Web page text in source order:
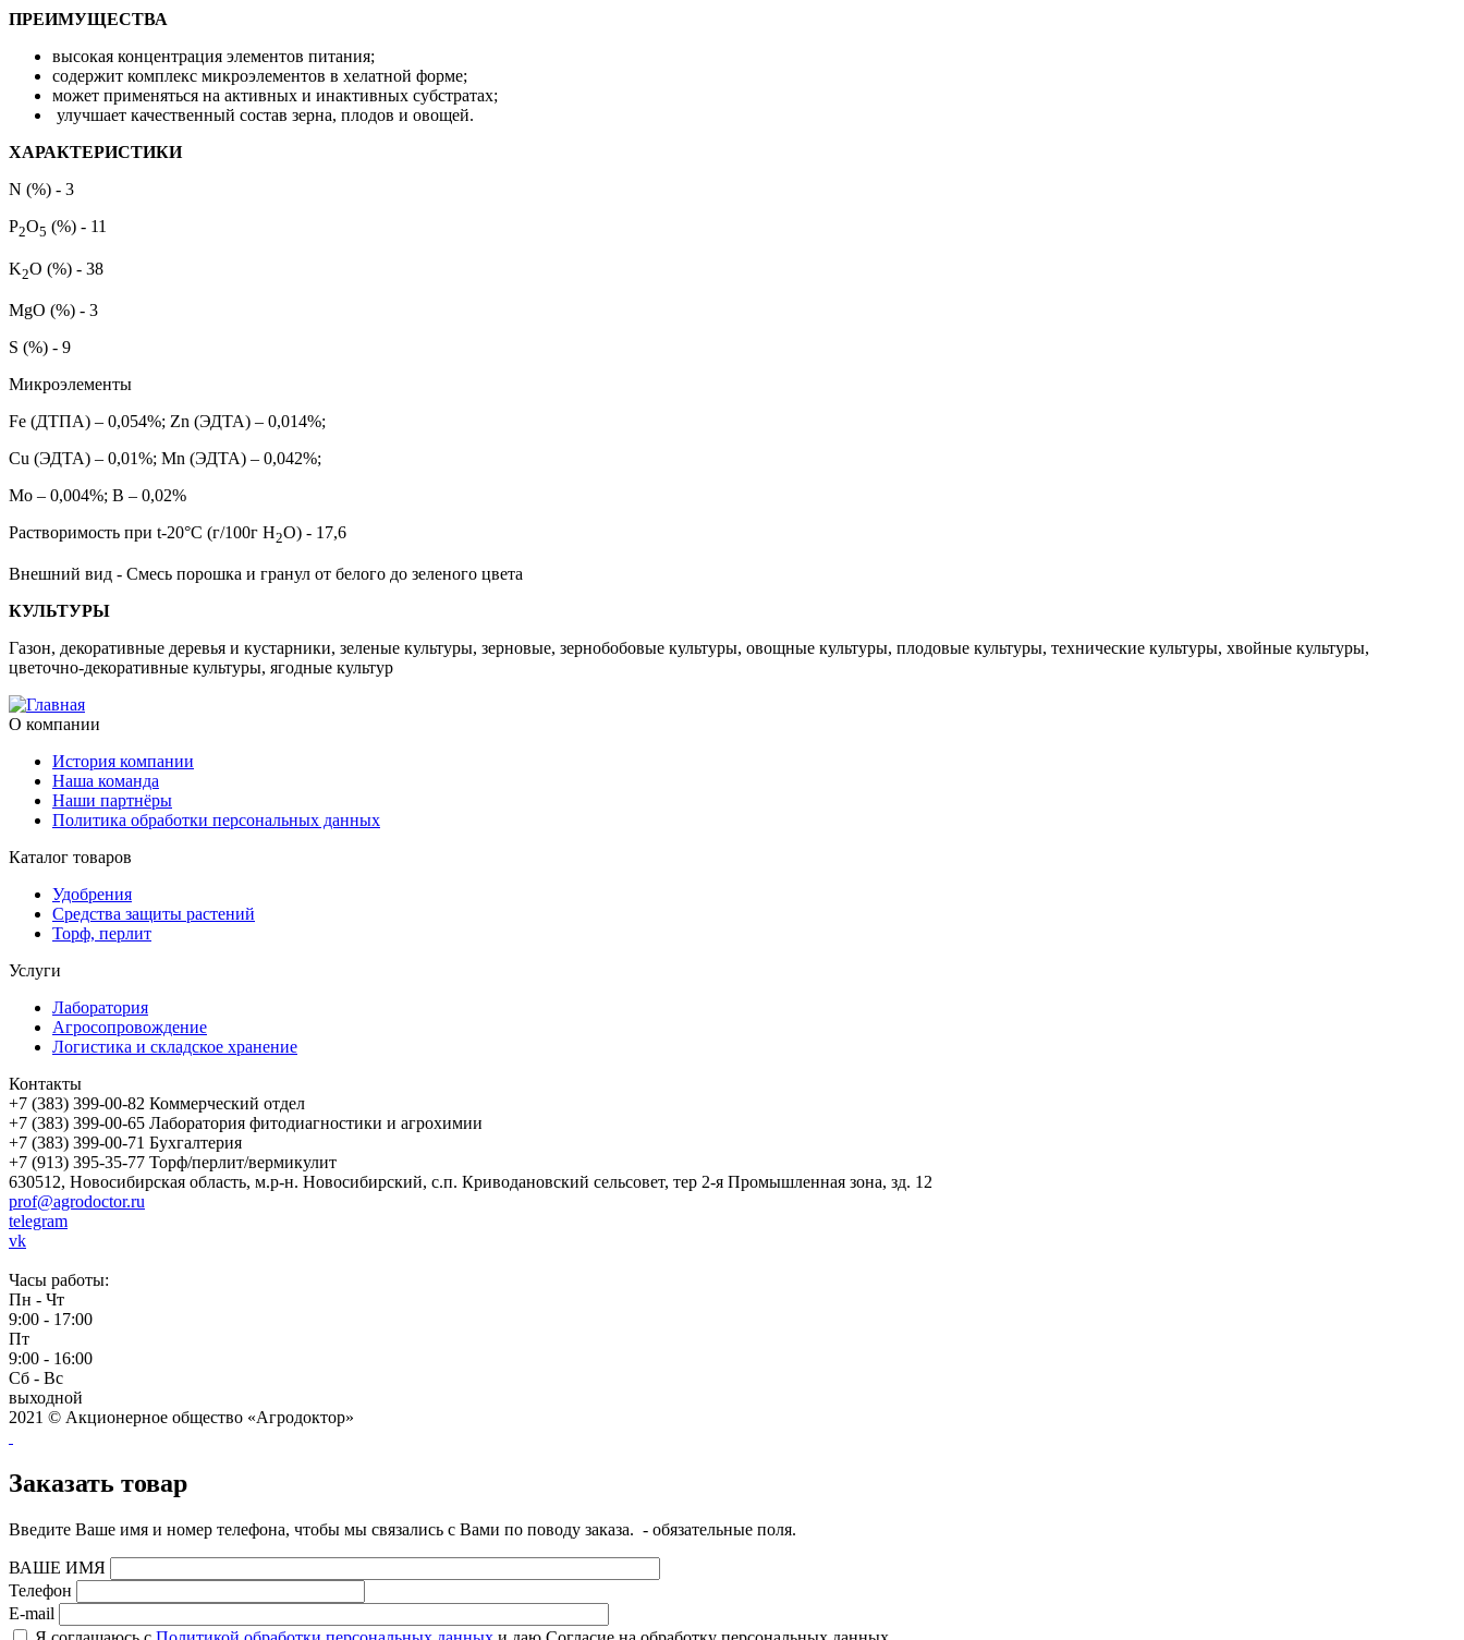
ПРЕИМУЩЕСТВА
высокая концентрация элементов питания;
содержит комплекс микроэлементов в хелатной форме;
может применяться на активных и инактивных субстратах;
улучшает качественный состав зерна, плодов и овощей.
ХАРАКТЕРИСТИКИ
N (%) - 3
P2O5 (%) - 11
K2O (%) - 38
MgO (%) - 3
S (%) - 9
Микроэлементы
Fe (ДТПА) – 0,054%; Zn (ЭДТА) – 0,014%;
Cu (ЭДТА) – 0,01%; Mn (ЭДТА) – 0,042%;
Mo – 0,004%; B – 0,02%
Растворимость при t-20°С (г/100г Н2О) - 17,6
Внешний вид - Смесь порошка и гранул от белого до зеленого цвета
КУЛЬТУРЫ
Газон, декоративные деревья и кустарники, зеленые культуры, зерновые, зернобобовые культуры, овощные культуры, плодовые культуры, технические культуры, хвойные культуры,
цветочно-декоративные культуры, ягодные культур
О компании
История компании
Наша команда
Наши партнёры
Политика обработки персональных данных
Каталог товаров
Удобрения
Средства защиты растений
Торф, перлит
Услуги
Лаборатория
Агросопровождение
Логистика и складское хранение
Контакты
+7 (383) 399-00-82 Коммерческий отдел
+7 (383) 399-00-65 Лаборатория фитодиагностики и агрохимии
+7 (383) 399-00-71 Бухгалтерия
+7 (913) 395-35-77 Торф/перлит/вермикулит
630512, Новосибирская область, м.р-н. Новосибирский, с.п. Криводановский сельсовет, тер 2-я Промышленная зона, зд. 12
prof@agrodoctor.ru
telegram
vk
Часы работы:
Пн - Чт
9:00 - 17:00
Пт
9:00 - 16:00
Сб - Вс
выходной
2021 © Акционерное общество «Агродоктор»
Заказать товар
Введите Ваше имя и номер телефона, чтобы мы связались с Вами по поводу заказа. - обязательные поля.
ВАШЕ ИМЯ
Телефон
E-mail